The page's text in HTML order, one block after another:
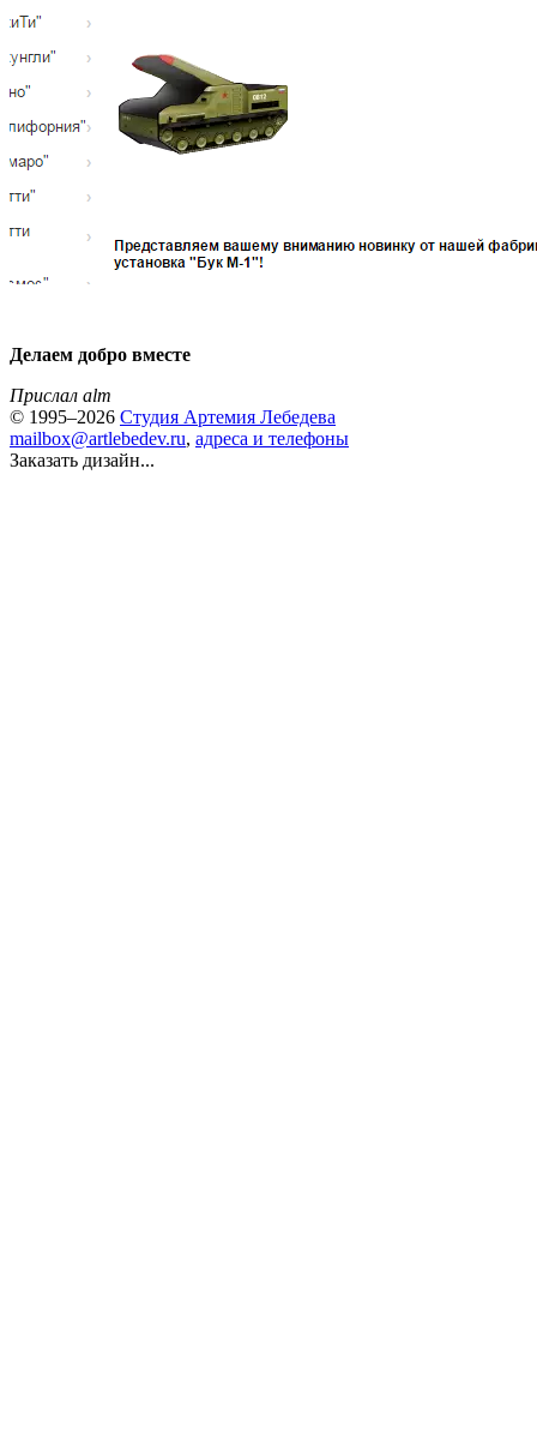
Делаем добро вместе
Прислал alm
© 1995–2026 Студия Артемия Лебедева
mailbox@artlebedev.ru, адреса и телефоны
Заказать дизайн...